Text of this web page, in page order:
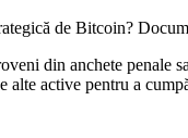
de Bitcoin?
din anchete penale
alte active pentru a